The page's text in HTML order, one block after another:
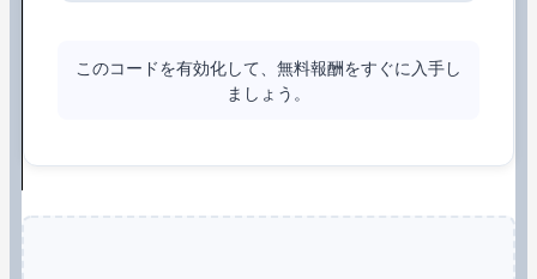
このコードを有効化して、無料報酬をすぐに入手し
ましょう。